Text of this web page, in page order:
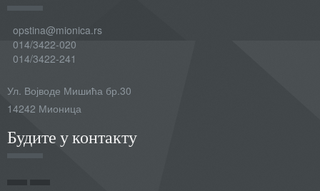
opstina@mionica.rs
014/3422-020
014/3422-241
Ул. Војводе Мишића бр.30
14242 Мионица
Будите у контакту